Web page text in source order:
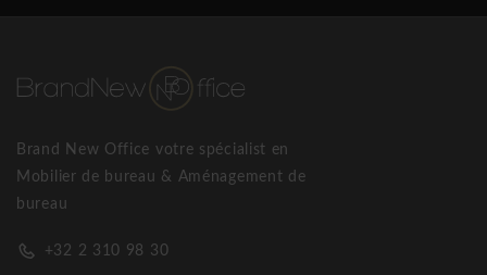
Brand New Office votre spécialist en
Mobilier de bureau & Aménagement de
bureau
+32 2 310 98 30